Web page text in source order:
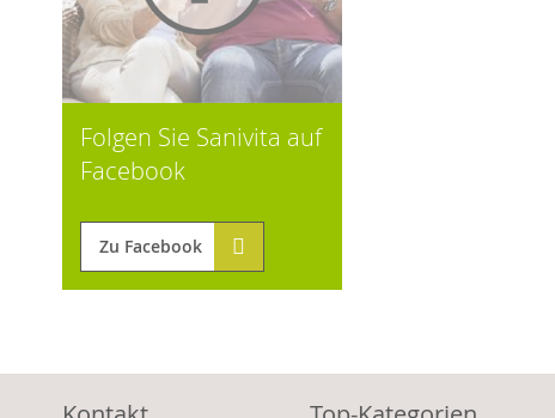
Folgen Sie Sanivita auf
Facebook
Zu Facebook